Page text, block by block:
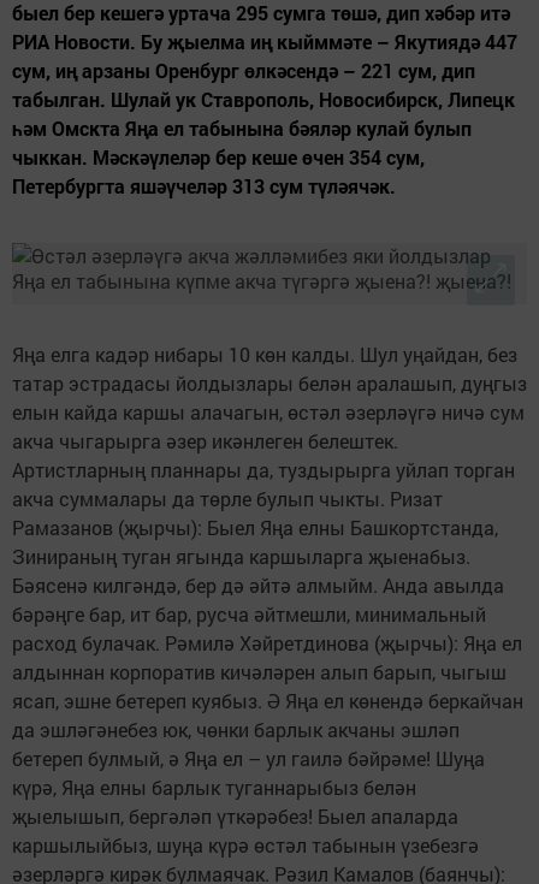
быел бер кешегә уртача 295 сумга төшә, дип хәбәр итә
РИА Новости. Бу җыелма иң кыйммәте – Якутиядә 447
сум, иң арзаны Оренбург өлкәсендә – 221 сум, дип
табылган. Шулай ук Ставрополь, Новосибирск, Липецк
һәм Омскта Яңа ел табынына бәяләр кулай булып
чыккан. Мәскәүлеләр бер кеше өчен 354 сум,
Петербургта яшәүчеләр 313 сум түләячәк.
Яңа елга кадәр нибары 10 көн калды. Шул уңайдан, без
татар эстрадасы йолдызлары белән аралашып, дуңгыз
елын кайда каршы алачагын, өстәл әзерләүгә ничә сум
акча чыгарырга әзер икәнлеген белештек.
Артистларның планнары да, туздырырга уйлап торган
акча суммалары да төрле булып чыкты. Ризат
Рамазанов (җырчы): Быел Яңа елны Башкортстанда,
Зинираның туган ягында каршыларга җыенабыз.
Бәясенә килгәндә, бер дә әйтә алмыйм. Анда авылда
бәрәңге бар, ит бар, русча әйтмешли, минимальный
расход булачак. Рәмилә Хәйретдинова (җырчы): Яңа ел
алдыннан корпоратив кичәләрен алып барып, чыгыш
ясап, эшне бетереп куябыз. Ә Яңа ел көнендә беркайчан
да эшләгәнебез юк, чөнки барлык акчаны эшләп
бетереп булмый, ә Яңа ел – ул гаилә бәйрәме! Шуңа
күрә, Яңа елны барлык туганнарыбыз белән
җыелышып, бергәләп үткәрәбез! Быел апаларда
каршылыйбыз, шуңа күрә өстәл табынын үзебезгә
әзерләргә кирәк булмаячак. Рәзил Камалов (баянчы):